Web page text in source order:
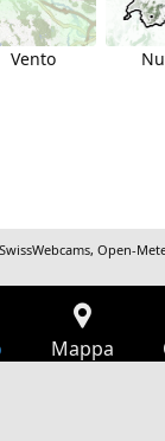
Vento
SwissWebcams,Open-
Mappa